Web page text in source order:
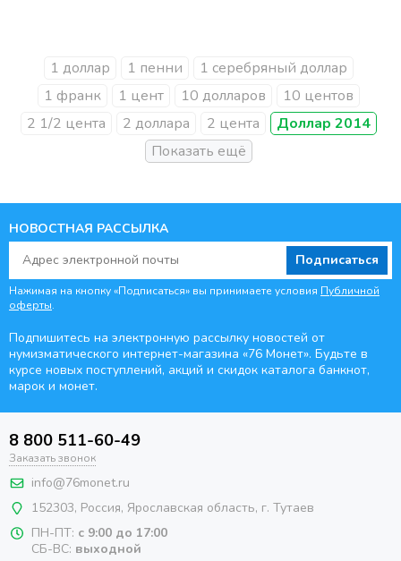
1 доллар 1 пенни
1 серебряный доллар
1 франк
1 цент 10 долларов
10 центов
2 1/2 цента
2 доллара 2 цента Доллар 2014
НОВОСТНАЯ РАССЫЛКА
Подписаться
Нажимая на кнопку «Подписаться» вы принимаете условия Публичной
оферты.
Подпишитесь на электронную рассылку новостей от
нумизматического интернет-магазина «76 Монет». Будьте в
курсе новых поступлений, акций и скидок каталога банкнот,
марок и монет.
8 800 511-60-49
Заказать звонок
info@76monet.ru
152303, Россия, Ярославская область, г. Тутаев
ПН-ПТ: с 9:00 до 17:00
СБ-ВС: выходной